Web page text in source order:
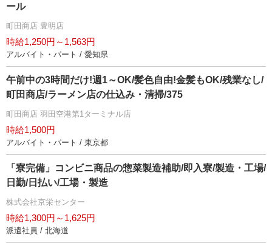
ール
町田商店 豊明店
時給1,250円～1,563円
アルバイト・パート / 愛知県
午前中の3時間だけ!週1～OK/髪色自由!金髪もOK/残業なし/
町田商店/ラーメン店の仕込み・清掃/375
町田商店 羽田空港第1ターミナル店
時給1,500円
アルバイト・パート / 東京都
「寮完備」コンビニ商品の惣菜製造補助/即入寮/製造・工場/
日勤/日払い/工場・製造
株式会社京栄センター
時給1,300円～1,625円
派遣社員 / 北海道